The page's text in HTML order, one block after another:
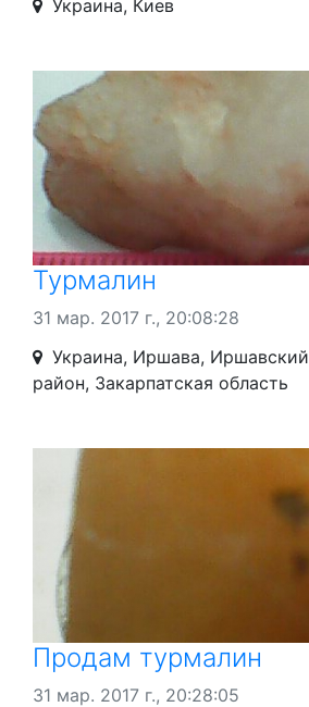
Украина, Киев
Турмалин
31 мар. 2017 г., 20:08:28
Украина, Иршава, Иршавский
район, Закарпатская область
Продам турмалин
31 мар. 2017 г., 20:28:05